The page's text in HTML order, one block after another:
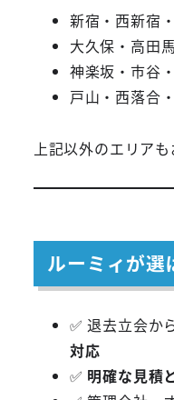
新宿・西新宿
大久保・高田
神楽坂・市谷
戸山・西落合
上記以外のエリアも
ルーミィが選
✅ 退去立会か
対応
✅ 明確な見積